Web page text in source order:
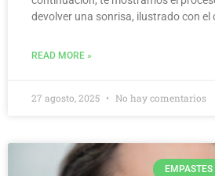
devolver una sonrisa, ilustrado con el
READ MORE »
27 agosto, 2025 No hay comentarios